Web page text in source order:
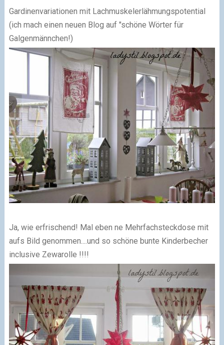
Gardinenvariationen mit Lachmuskelerlähmungspotential
(ich mach einen neuen Blog auf "schöne Wörter für
Galgenmännchen!)
Ja, wie erfrischend! Mal eben ne Mehrfachsteckdose mit
aufs Bild genommen....und so schöne bunte Kinderbecher
inclusive Zewarolle !!!!